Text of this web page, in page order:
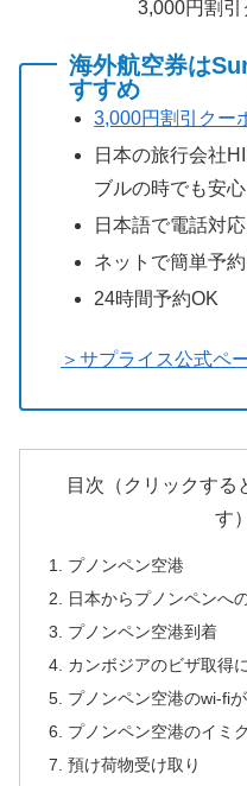
3,000円割引
海外航空券は
すすめ
3,000円割引クー
日本の旅行会社
ブルの時でも安心
日本語で電話対応
ネットで簡単予約
24時間予約OK
＞サプライス公式ペ
目次（クリックする
す）
プノンペン空港
日本からプノンペンへ
プノンペン空港到着
カンボジアのビザ取得
プノンペン空港のwi-fi
プノンペン空港のイミ
預け荷物受け取り